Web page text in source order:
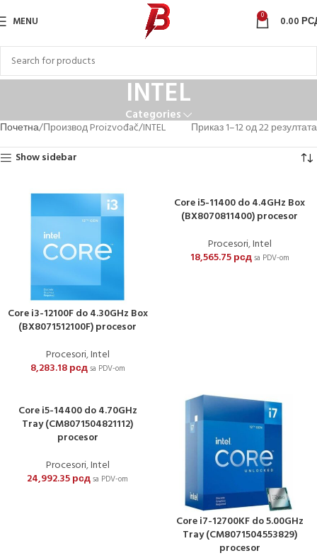
MENU 0 0.00
INTEL
Categories
Почетна Производ Proizvođač INTEL
Приказ 1–12 од 22 резултата
Show sidebar
Core i3-12100F do 4.30GHz Box
(BX8071512100F) procesor
Procesori,Intel
8,283.18рсдsa PDV-om
Core i5-11400 do 4.4GHz Box
(BX8070811400) procesor
Procesori,Intel
18,565.75рсдsa PDV-om
Core i5-14400 do 4.70GHz
Tray (CM8071504821112)
procesor
Procesori,Intel
24,992.35рсдsa PDV-om
Core i7-12700KF do 5.00GHz
Tray (CM8071504553829)
procesor